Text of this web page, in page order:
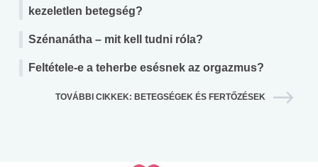
kezeletlen betegség?
Szénanátha – mit kell tudni róla?
Feltétele-e a teherbe esésnek az orgazmus?
TOVÁBBI CIKKEK: BETEGSÉGEK ÉS FERTŐZÉSEK